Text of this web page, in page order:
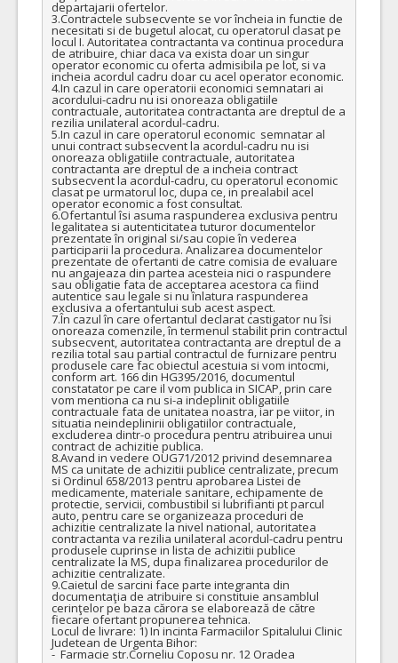
departajarii ofertelor.
3.Contractele subsecvente se vor încheia in functie de
necesitati si de bugetul alocat, cu operatorul clasat pe
locul I. Autoritatea contractanta va continua procedura
de atribuire, chiar daca va exista doar un singur
operator economic cu oferta admisibila pe lot, si va
incheia acordul cadru doar cu acel operator economic.
4.In cazul in care operatorii economici semnatari ai
acordului-cadru nu isi onoreaza obligatiile
contractuale, autoritatea contractanta are dreptul de a
rezilia unilateral acordul-cadru.
5.In cazul in care operatorul economic  semnatar al
unui contract subsecvent la acordul-cadru nu isi
onoreaza obligatiile contractuale, autoritatea
contractanta are dreptul de a incheia contract
subsecvent la acordul-cadru, cu operatorul economic
clasat pe urmatorul loc, dupa ce, in prealabil acel
operator economic a fost consultat.
6.Ofertantul îsi asuma raspunderea exclusiva pentru
legalitatea si autenticitatea tuturor documentelor
prezentate în original si/sau copie în vederea
participarii la procedura. Analizarea documentelor
prezentate de ofertanti de catre comisia de evaluare
nu angajeaza din partea acesteia nici o raspundere
sau obligatie fata de acceptarea acestora ca fiind
autentice sau legale si nu înlatura raspunderea
exclusiva a ofertantului sub acest aspect.
7.În cazul în care ofertantul declarat castigator nu îsi
onoreaza comenzile, în termenul stabilit prin contractul
subsecvent, autoritatea contractanta are dreptul de a
rezilia total sau partial contractul de furnizare pentru
produsele care fac obiectul acestuia si vom intocmi,
conform art. 166 din HG395/2016, documentul
constatator pe care il vom publica in SICAP, prin care
vom mentiona ca nu si-a indeplinit obligatiile
contractuale fata de unitatea noastra, iar pe viitor, in
situatia neindeplinirii obligatiilor contractuale,
excluderea dintr-o procedura pentru atribuirea unui
contract de achizitie publica.
8.Avand in vedere OUG71/2012 privind desemnarea
MS ca unitate de achizitii publice centralizate, precum
si Ordinul 658/2013 pentru aprobarea Listei de
medicamente, materiale sanitare, echipamente de
protectie, servicii, combustibil si lubrifianti pt parcul
auto, pentru care se organizeaza proceduri de
achizitie centralizate la nivel national, autoritatea
contractanta va rezilia unilateral acordul-cadru pentru
produsele cuprinse in lista de achizitii publice
centralizate la MS, dupa finalizarea procedurilor de
achizitie centralizate.
9.Caietul de sarcini face parte integranta din
documentaţia de atribuire si constituie ansamblul
cerinţelor pe baza cărora se elaborează de către
fiecare ofertant propunerea tehnica.
Locul de livrare: 1) In incinta Farmaciilor Spitalului Clinic
Judetean de Urgenta Bihor:
-  Farmacie str.Corneliu Coposu nr. 12 Oradea